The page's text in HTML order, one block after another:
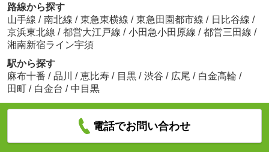
路線から探す
山手線 / 南北線 / 東急東横線 / 東急田園都市線 / 日比谷線 /
京浜東北線 / 都営大江戸線 / 小田急小田原線 / 都営三田線 /
湘南新宿ライン宇須
駅から探す
麻布十番 / 品川 / 恵比寿 / 目黒 / 渋谷 / 広尾 / 白金高輪 /
田町 / 白金台 / 中目黒
電話でお問い合わせ